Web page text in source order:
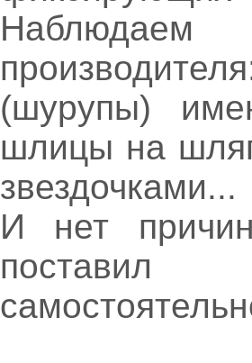
Наблюдаем
(шурупы)
шлицы на
И нет